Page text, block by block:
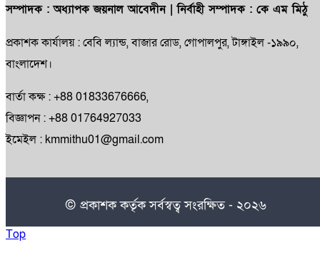
সম্পাদক :অধ্যাপক জয়নাল আবেদীন| নির্বাহী সম্পাদক : কে এম মিঠু
প্রকাশক কার্যালয় : বেবি ল্যান্ড, বাজার রোড, গোপালপুর, টাঙ্গাইল -১৯৯০,
বাংলাদেশ।
বার্তা কক্ষ : +88 01833676666,
বিজ্ঞাপন : +88 01764927033
ইমেইল : kmmithu01@gmail.com
© প্রকাশক কর্তৃক সর্বস্বত্ব সংরক্ষিত - ২০২৬
Top